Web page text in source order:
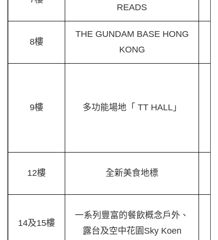
READS
8樓
THE GUNDAM BASE HONG
KONG
9樓 多功能場地「 TT HALL」
12樓 全新美食地標
14及15樓
一系列豐富的餐飲概念戶外、
露台及空中花園Sky Koen